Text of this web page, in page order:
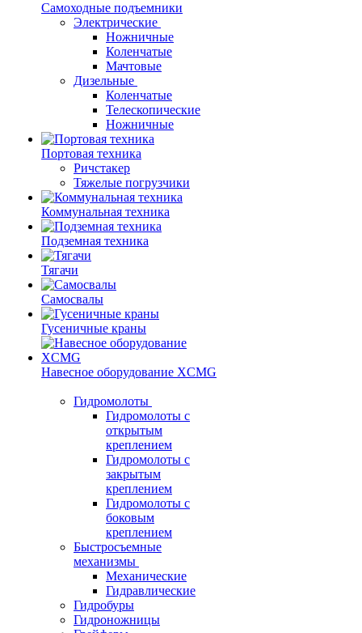
Самоходные подъемники
Электрические
Ножничные
Коленчатые
Мачтовые
Дизельные
Коленчатые
Телескопические
Ножничные
Портовая техника
Ричстакер
Тяжелые погрузчики
Коммунальная техника
Подземная техника
Тягачи
Самосвалы
Гусеничные краны
Навесное оборудование XCMG
Гидромолоты
Гидромолоты с
открытым
креплением
Гидромолоты с
закрытым
креплением
Гидромолоты с
боковым
креплением
Быстросъемные
механизмы
Механические
Гидравлические
Гидробуры
Гидроножницы